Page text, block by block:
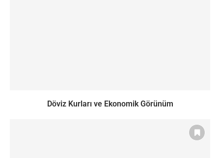
Döviz Kurları ve Ekonomik Görünüm